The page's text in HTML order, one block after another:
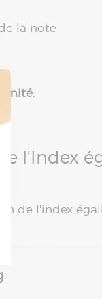
la note
.
l'Index
de l'index